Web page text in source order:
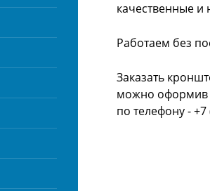
качественные и
Работаем без
Заказать
можно оформив
по телефону -